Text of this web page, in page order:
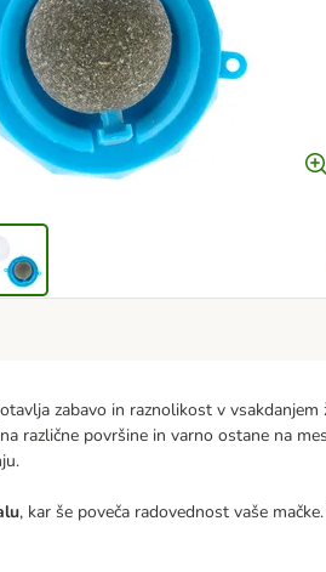
zabavo in raznolikost v vsakdanjem
različne površine in varno ostane na
, kar še poveča radovednost vaše